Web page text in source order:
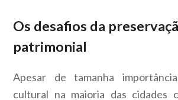
Os desafios da
patrimonial
Apesar de tamanha
cultural na maioria das cidades